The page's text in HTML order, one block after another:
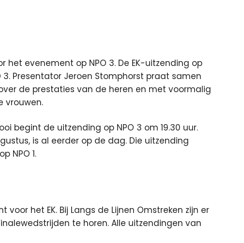
evenement op NPO 3. De EK-uitzending op
3. Presentator Jeroen Stomphorst praat samen
de prestaties van de heren en met voormalig
vrouwen.
begint de uitzending op NPO 3 om 19.30 uur.
is al eerder op de dag. Die uitzending
NPO 1.
voor het EK. Bij Langs de Lijnen Omstreken zijn er
te horen. Alle uitzendingen van